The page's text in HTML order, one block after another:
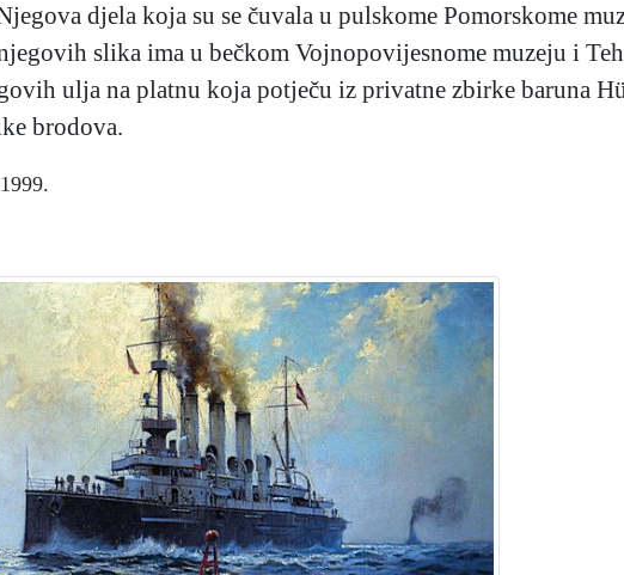
djela koja su se čuvala u pulskome Pomorskome
slika ima u bečkom Vojnopovijesnome muzeju i
ulja na platnu koja potječu iz privatne zbirke baruna
brodova.